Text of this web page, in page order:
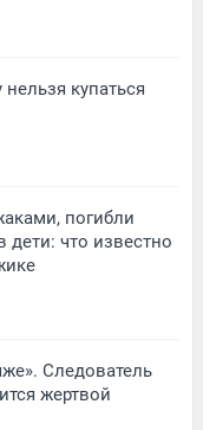
купаться
погибли
дети: что известно
Следователь
жертвой